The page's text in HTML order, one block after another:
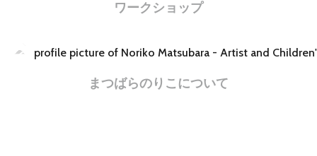
ワークショップ
まつばらのりこについて